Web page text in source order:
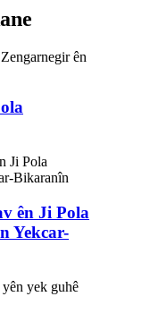
ên Ji Pola
Yekcar-